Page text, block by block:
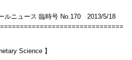
ルニュース 臨時号 No.170 2013/5/18
Science 】